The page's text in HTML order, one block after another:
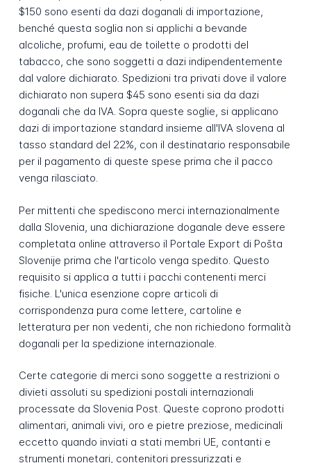
$150 sono esenti da dazi doganali di importazione,
benché questa soglia non si applichi a bevande
alcoliche, profumi, eau de toilette o prodotti del
tabacco, che sono soggetti a dazi indipendentemente
dal valore dichiarato. Spedizioni tra privati dove il valore
dichiarato non supera $45 sono esenti sia da dazi
doganali che da IVA. Sopra queste soglie, si applicano
dazi di importazione standard insieme all'IVA slovena al
tasso standard del 22%, con il destinatario responsabile
per il pagamento di queste spese prima che il pacco
venga rilasciato.
Per mittenti che spediscono merci internazionalmente
dalla Slovenia, una dichiarazione doganale deve essere
completata online attraverso il Portale Export di Pošta
Slovenije prima che l'articolo venga spedito. Questo
requisito si applica a tutti i pacchi contenenti merci
fisiche. L'unica esenzione copre articoli di
corrispondenza pura come lettere, cartoline e
letteratura per non vedenti, che non richiedono formalità
doganali per la spedizione internazionale.
Certe categorie di merci sono soggette a restrizioni o
divieti assoluti su spedizioni postali internazionali
processate da Slovenia Post. Queste coprono prodotti
alimentari, animali vivi, oro e pietre preziose, medicinali
eccetto quando inviati a stati membri UE, contanti e
strumenti monetari, contenitori pressurizzati e